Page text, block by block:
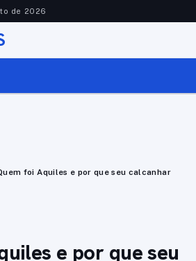
de 2026
foi Aquiles e por que seu calcanhar
e por que seu